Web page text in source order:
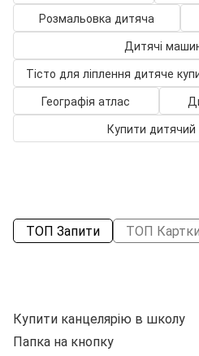
Розмальовка дитяча
Дитячі
Тісто для ліплення дитяче
Географія атлас
Купити дитячий
ТОП Запити ТОП Картки
Купити канцелярію в школу
Папка на кнопку